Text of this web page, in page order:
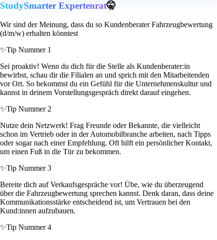
StudySmarter Expertenrat🤫
Wir sind der Meinung, dass du so Kundenberater Fahrzeugbewertung
(d/m/w) erhalten könntest
✨Tip Nummer 1
Sei proaktiv! Wenn du dich für die Stelle als Kundenberater:in
bewirbst, schau dir die Filialen an und sprich mit den Mitarbeitenden
vor Ort. So bekommst du ein Gefühl für die Unternehmenskultur und
kannst in deinem Vorstellungsgespräch direkt darauf eingehen.
✨Tip Nummer 2
Nutze dein Netzwerk! Frag Freunde oder Bekannte, die vielleicht
schon im Vertrieb oder in der Automobilbranche arbeiten, nach Tipps
oder sogar nach einer Empfehlung. Oft hilft ein persönlicher Kontakt,
um einen Fuß in die Tür zu bekommen.
✨Tip Nummer 3
Bereite dich auf Verkaufsgespräche vor! Übe, wie du überzeugend
über die Fahrzeugbewertung sprechen kannst. Denk daran, dass deine
Kommunikationsstärke entscheidend ist, um Vertrauen bei den
Kund:innen aufzubauen.
✨Tip Nummer 4